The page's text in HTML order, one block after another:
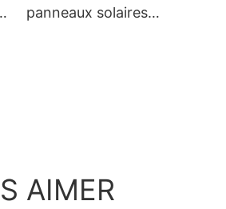
panneaux solaires
AIMER